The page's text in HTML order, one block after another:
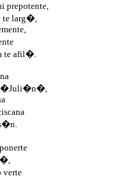
prepotente,
te larg�,
te afil�.
�Juli�n�,
verte